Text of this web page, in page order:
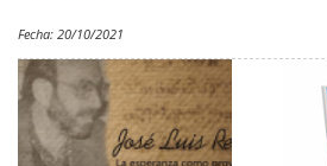
Fecha: 20/10/2021